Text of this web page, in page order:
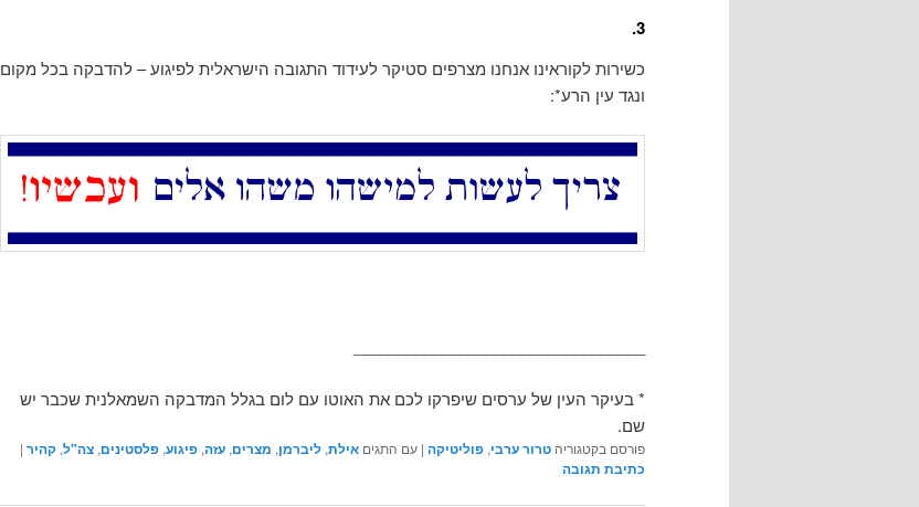
3.
כשירות לקוראינו אנחנו מצרפים סטיקר לעידוד התגובה הישראלית לפיגוע – להדבקה בכל מקום
ונגד עין הרע*:
* בעיקר העין של ערסים שיפרקו לכם את האוטו עם לום בגלל המדבקה השמאלנית שכבר יש
שם.
פורסם בקטגוריה טרור ערבי, פוליטיקה | עם התגים אילת, ליברמן, מצרים, עזה, פיגוע, פלסטינים, צה"ל, קהיר |
כתיבת תגובה